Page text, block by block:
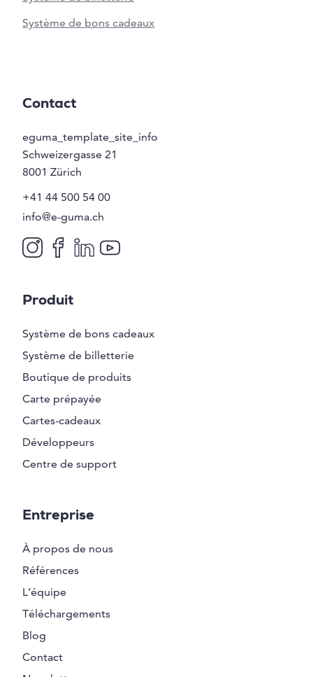
Système de bons cadeaux
Contact
eguma_template_site_info
Schweizergasse 21
8001 Zürich
+41 44 500 54 00
info@e-guma.ch
Produit
Système de bons cadeaux
Système de billetterie
Boutique de produits
Carte prépayée
Cartes-cadeaux
Développeurs
Centre de support
Entreprise
À propos de nous
Références
L’équipe
Téléchargements
Blog
Contact